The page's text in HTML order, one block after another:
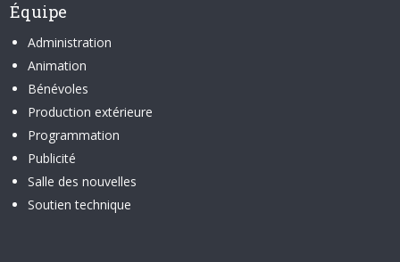
Équipe
Administration
Animation
Bénévoles
Production extérieure
Programmation
Publicité
Salle des nouvelles
Soutien technique